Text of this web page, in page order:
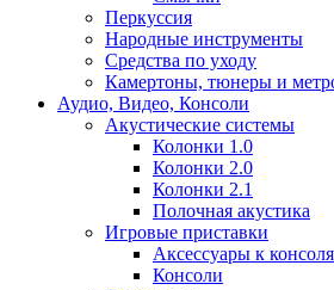
Перкуссия
Народные инструменты
Средства по уходу
Камертоны, тюнеры и
Аудио, Видео, Консоли
Акустические системы
Колонки 1.0
Колонки 2.0
Колонки 2.1
Полочная акустика
Игровые приставки
Аксессуары к
Консоли